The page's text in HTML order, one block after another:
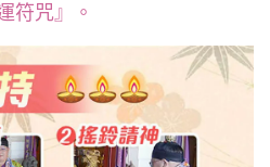
符咒』。